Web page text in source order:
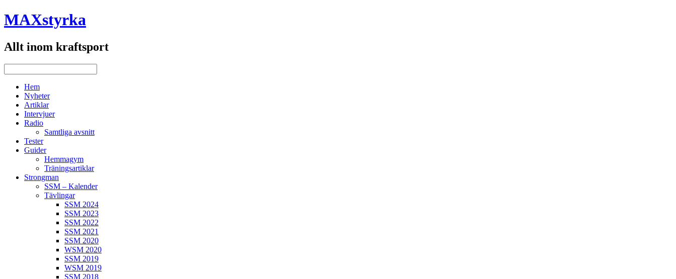
MAXstyrka
Allt inom kraftsport
Hem
Nyheter
Artiklar
Intervjuer
Radio
Samtliga avsnitt
Tester
Guider
Hemmagym
Träningsartiklar
Strongman
SSM – Kalender
Tävlingar
SSM 2024
SSM 2023
SSM 2022
SSM 2021
SSM 2020
WSM 2020
SSM 2019
WSM 2019
SSM 2018